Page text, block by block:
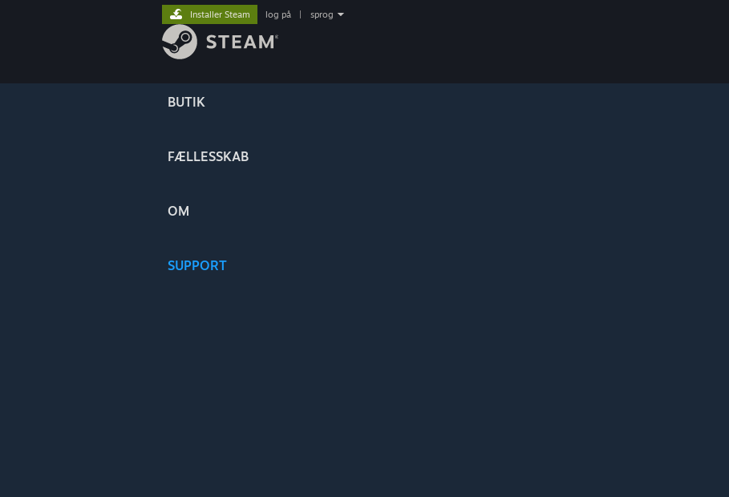
BUTIK
FÆLLESSKAB
OM
SUPPORT
Installer Steam log på sprog